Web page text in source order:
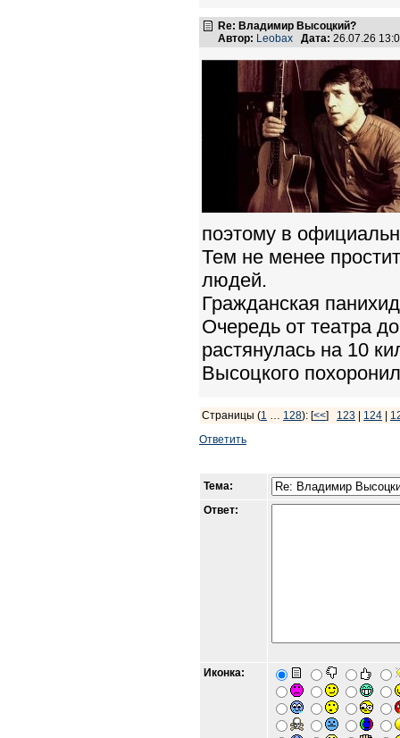
Re: Владимир Высоцкий?
Автор: Leobax Дата: 26.07.26
поэтому в
Тем не менее
людей.
Гражданская
Очередь от театра
растянулась на 10
Высоцкого
Страницы (1 … 128): [<<] 123 124
Ответить
Тема:
Ответ:
Иконка: